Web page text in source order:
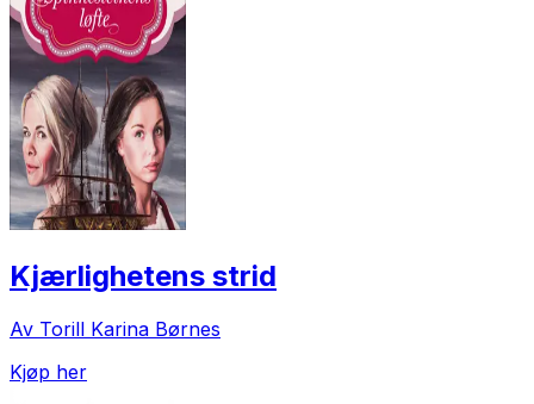
Kjærlighetens strid
Av Torill Karina Børnes
Kjøp her